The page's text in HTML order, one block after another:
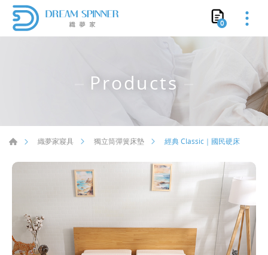
0
Products
織夢家寢具 獨立筒彈簧床墊 經典 Classic｜國民硬床